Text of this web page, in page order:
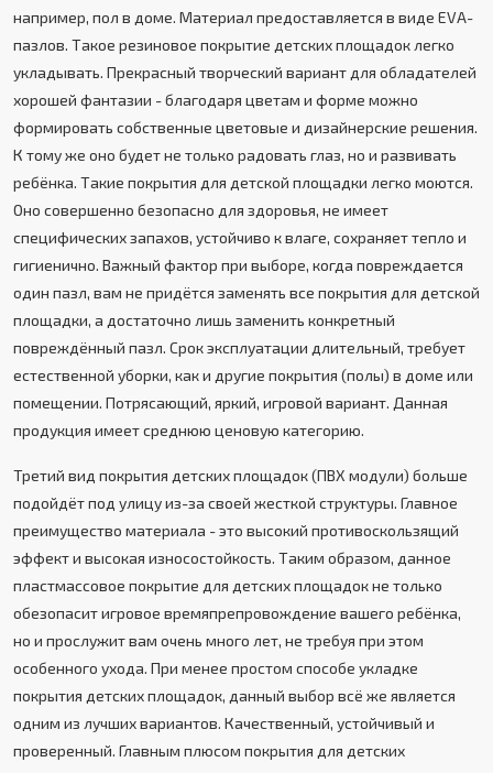
например, пол в доме. Материал предоставляется в виде EVA-
пазлов. Такое резиновое покрытие детских площадок легко
укладывать. Прекрасный творческий вариант для обладателей
хорошей фантазии - благодаря цветам и форме можно
формировать собственные цветовые и дизайнерские решения.
К тому же оно будет не только радовать глаз, но и развивать
ребёнка. Такие покрытия для детской площадки легко моются.
Оно совершенно безопасно для здоровья, не имеет
специфических запахов, устойчиво к влаге, сохраняет тепло и
гигиенично. Важный фактор при выборе, когда повреждается
один пазл, вам не придётся заменять все покрытия для детской
площадки, а достаточно лишь заменить конкретный
повреждённый пазл. Срок эксплуатации длительный, требует
естественной уборки, как и другие покрытия (полы) в доме или
помещении. Потрясающий, яркий, игровой вариант. Данная
продукция имеет среднюю ценовую категорию.
Третий вид покрытия детских площадок (ПВХ модули) больше
подойдёт под улицу из-за своей жесткой структуры. Главное
преимущество материала - это высокий противоскользящий
эффект и высокая износостойкость. Таким образом, данное
пластмассовое покрытие для детских площадок не только
обезопасит игровое времяпрепровождение вашего ребёнка,
но и прослужит вам очень много лет, не требуя при этом
особенного ухода. При менее простом способе укладке
покрытия детских площадок, данный выбор всё же является
одним из лучших вариантов. Качественный, устойчивый и
проверенный. Главным плюсом покрытия для детских